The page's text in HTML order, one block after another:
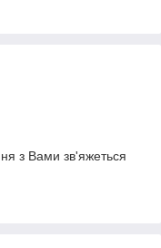
з Вами зв'яжеться